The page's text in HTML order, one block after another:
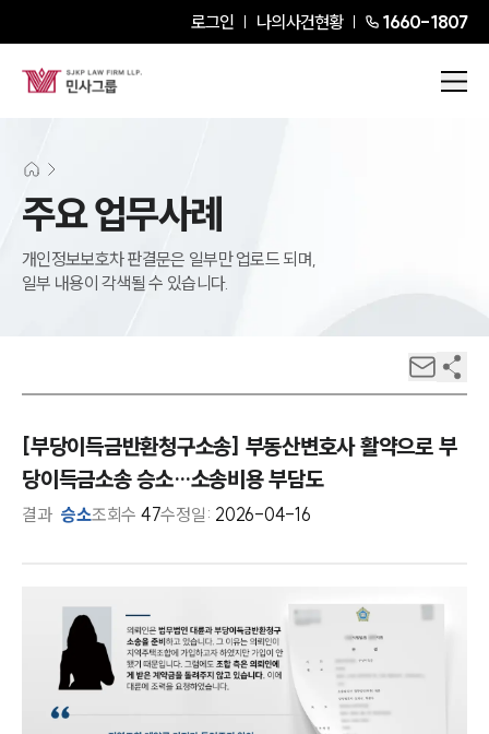
로그인 나의사건현황 1660-1807
주요 업무사례
개인정보보호차 판결문은 일부만 업로드 되며,
일부 내용이 각색될 수 있습니다.
[부당이득금반환청구소송] 부동산변호사 활약으로 부
당이득금소송 승소…소송비용 부담도
결과 승소조회수 47수정일: 2026-04-16